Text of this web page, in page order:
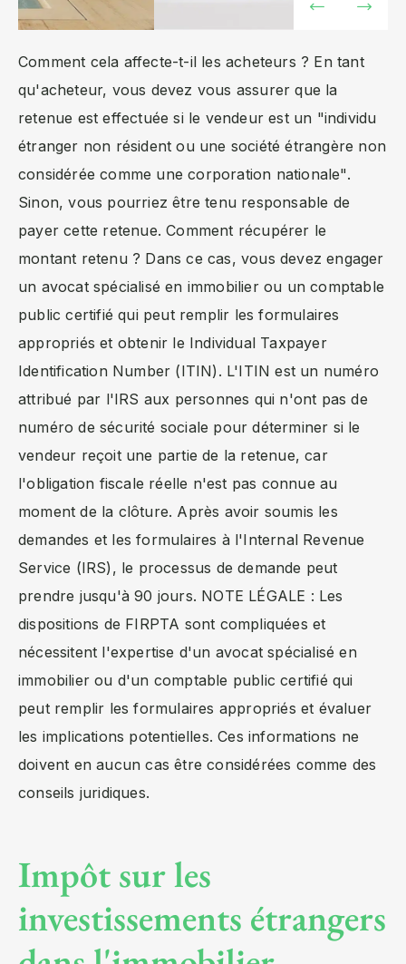
Comment cela affecte-t-il les acheteurs ? En tant
qu'acheteur, vous devez vous assurer que la
retenue est effectuée si le vendeur est un "individu
étranger non résident ou une société étrangère non
considérée comme une corporation nationale".
Sinon, vous pourriez être tenu responsable de
payer cette retenue. Comment récupérer le
montant retenu ? Dans ce cas, vous devez engager
un avocat spécialisé en immobilier ou un comptable
public certifié qui peut remplir les formulaires
appropriés et obtenir le Individual Taxpayer
Identification Number (ITIN). L'ITIN est un numéro
attribué par l'IRS aux personnes qui n'ont pas de
numéro de sécurité sociale pour déterminer si le
vendeur reçoit une partie de la retenue, car
l'obligation fiscale réelle n'est pas connue au
moment de la clôture. Après avoir soumis les
demandes et les formulaires à l'Internal Revenue
Service (IRS), le processus de demande peut
prendre jusqu'à 90 jours. NOTE LÉGALE : Les
dispositions de FIRPTA sont compliquées et
nécessitent l'expertise d'un avocat spécialisé en
immobilier ou d'un comptable public certifié qui
peut remplir les formulaires appropriés et évaluer
les implications potentielles. Ces informations ne
doivent en aucun cas être considérées comme des
conseils juridiques.
Impôt sur les
investissements étrangers